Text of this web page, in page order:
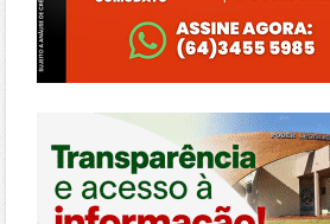
https://morrinhos.go.leg.br/